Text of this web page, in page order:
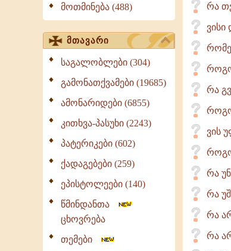
მოთმინება (488)
მთავარი
საგალობლები (304)
გამონათქვამები (19685)
ამონარიდები (6855)
კითხვა-პასუხი (2243)
პატერიკები (602)
ქადაგებები (259)
ეპისტოლეები (140)
წმინდანთა
ცხოვრება
თემები
რა
ვისი
რა
ვის
რა
რა
რა
რა